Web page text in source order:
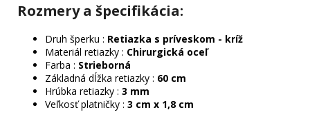
Rozmery a špecifikácia:
Druh šperku : Retiazka s príveskom - kríž
Materiál retiazky : Chirurgická oceľ
Farba : Strieborná
Základná dĺžka retiazky : 60 cm
Hrúbka retiazky : 3 mm
Veľkosť platničky : 3 cm x 1,8 cm